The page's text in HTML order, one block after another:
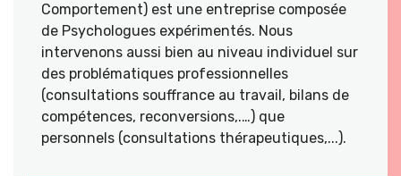
Comportement) est une entreprise composée
de Psychologues expérimentés. Nous
intervenons aussi bien au niveau individuel sur
des problématiques professionnelles
(consultations souffrance au travail, bilans de
compétences, reconversions,.…) que
personnels (consultations thérapeutiques,...).